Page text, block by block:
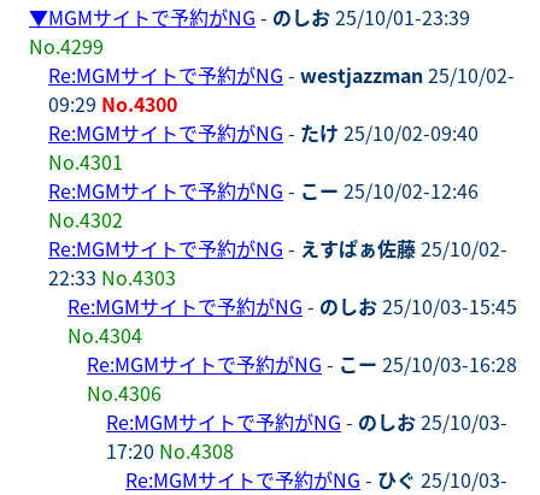
▼MGMサイトで予約がNG - のしお25/10/01-23:39
No.4299
Re:MGMサイトで予約がNG - westjazzman 25/10/02-
09:29 No.4300
Re:MGMサイトで予約がNG - たけ 25/10/02-09:40
No.4301
Re:MGMサイトで予約がNG - こー 25/10/02-12:46
No.4302
Re:MGMサイトで予約がNG - えすぱぁ佐藤25/10/02-
22:33 No.4303
Re:MGMサイトで予約がNG - のしお25/10/03-15:45
No.4304
Re:MGMサイトで予約がNG - こー 25/10/03-16:28
No.4306
Re:MGMサイトで予約がNG - のしお25/10/03-
17:20 No.4308
Re:MGMサイトで予約がNG - ひぐ 25/10/03-